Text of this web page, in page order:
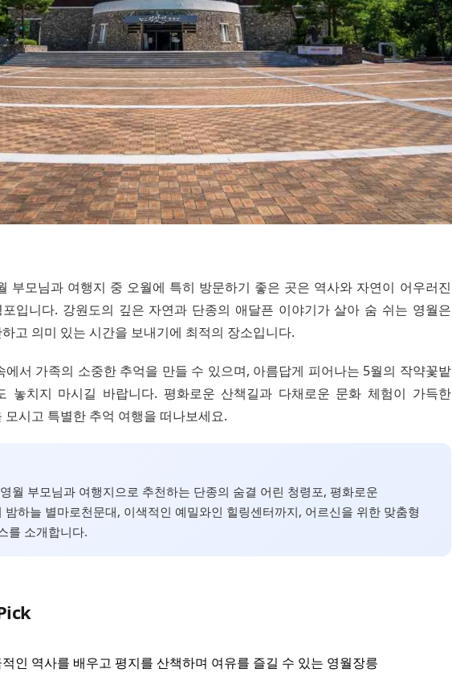
부모님과 여행지 중 오월에 특히 방문하기 좋은 곳은 역사와 자연이 어우러진
입니다. 강원도의 깊은 자연과 단종의 애달픈 이야기가 살아 숨 쉬는 영월은
고 의미 있는 시간을 보내기에 최적의 장소입니다.
에서 가족의 소중한 추억을 만들 수 있으며, 아름답게 피어나는 5월의 작약꽃밭
놓치지 마시길 바랍니다. 평화로운 산책길과 다채로운 문화 체험이 가득한
시고 특별한 추억 여행을 떠나보세요.
월 부모님과 여행지으로 추천하는 단종의 숨결 어린 청령포, 평화로운
밤하늘 별마로천문대, 이색적인 예밀와인 힐링센터까지, 어르신을 위한 맞춤형
를 소개합니다.
인 역사를 배우고 평지를 산책하며 여유를 즐길 수 있는 영월장릉